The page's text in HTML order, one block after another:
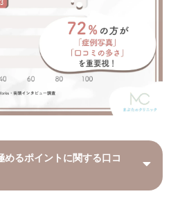
るポイントに関する口コ